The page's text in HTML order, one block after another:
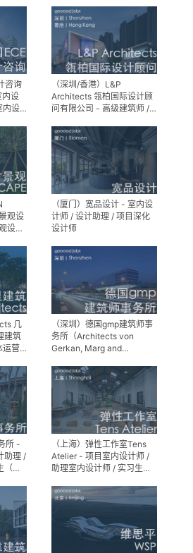
媒体助理 / 实习生（建筑设
计/媒体，长期有效）
咨询
内设
内设
（深圳/香港）L&P
Architects 瓴柏国际设计顾
问有限公司 - 高级建筑师 /
精装设计师
观设
设计
（厦门）宽品设计 - 室内设
计师 / 设计助理 / 项目深化
设计师
几
建筑
运营
（深圳）德国gmp建筑师事
务所（Architects von
Gerkan, Marg and
所 -
助理 /
（长
（上海）弹性工作室Tens
Atelier - 项目室内设计师 /
助理室内设计师 / 实习生